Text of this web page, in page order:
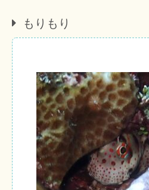
もりもり